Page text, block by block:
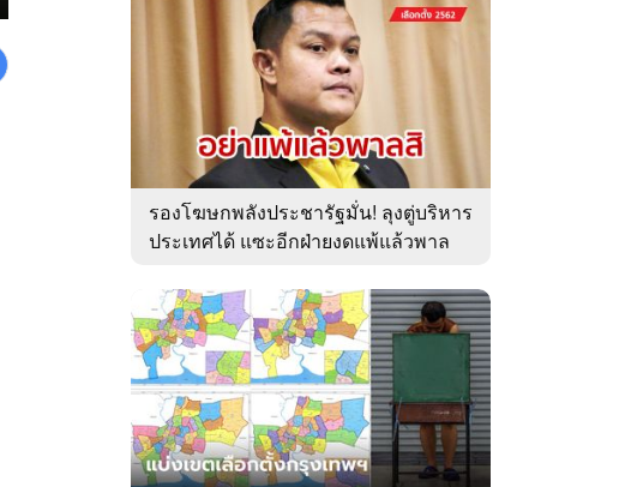
รองโฆษกพลังประชารัฐมั่น! ลุงตู่บริหาร
ประเทศได้ แซะอีกฝ่ายงดแพ้แล้วพาล